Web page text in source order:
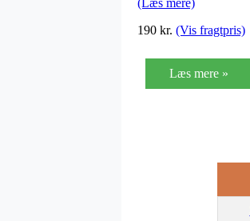
190 kr. (Vis fragtpris)
Læs mere »